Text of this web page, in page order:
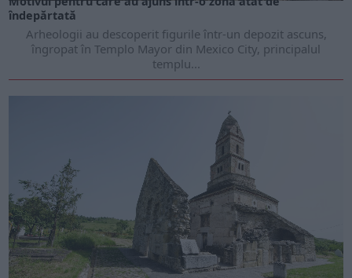
îndepărtată
Arheologii au descoperit figurile într-un depozit ascuns,
îngropat în Templo Mayor din Mexico City, principalul
templu...